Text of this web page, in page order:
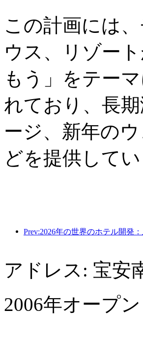
この計画には
ウス、リゾー
もう」をテー
れており、長
ージ、新年の
どを提供してい
アドレス: 宝安
2006年オープン